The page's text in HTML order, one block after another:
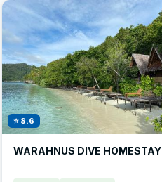
⭐ 8.6
WARAHNUS DIVE HOMESTAY